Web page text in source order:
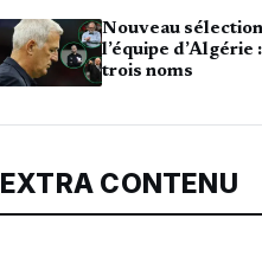
Nouveau
l’équipe
trois noms
EXTRA CONTENU